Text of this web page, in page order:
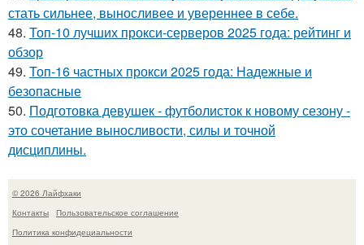
стать сильнее, выносливее и увереннее в себе.
48. Топ-10 лучших прокси-серверов 2025 года: рейтинг и
обзор
49. Топ-16 частных прокси 2025 года: Надежные и
безопасные
50. Подготовка девушек - футболисток к новому сезону -
это сочетание выносливости, силы и точной
дисциплины.
© 2026 Лайфхаки
Контакты
Пользовательское соглашение
Политика конфидециальности